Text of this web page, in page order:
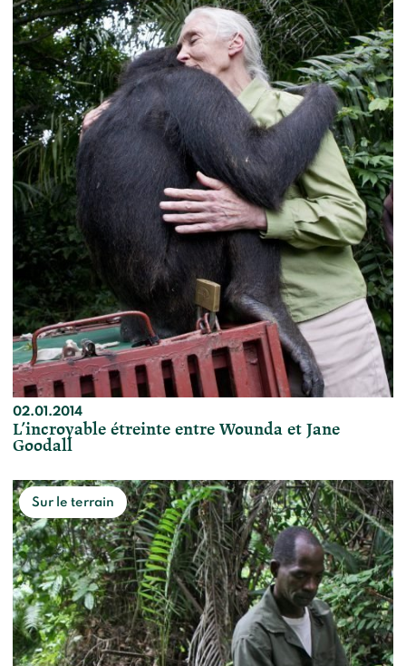
02.01.2014
L’incroyable étreinte entre Wounda et Jane
Goodall
Sur le terrain